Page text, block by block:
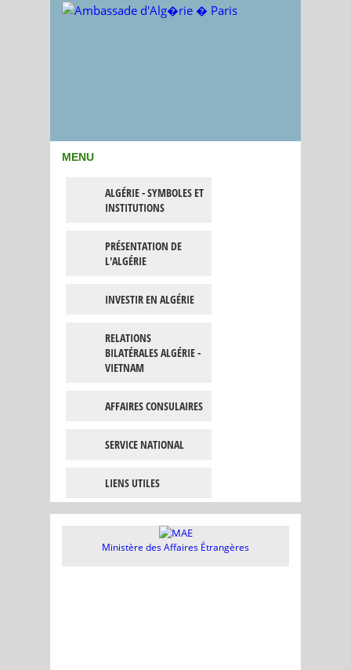
MENU
ALGÉRIE - SYMBOLES ET
INSTITUTIONS
PRÉSENTATION DE
L'ALGÉRIE
INVESTIR EN ALGÉRIE
RELATIONS
BILATÉRALES ALGÉRIE -
VIETNAM
AFFAIRES CONSULAIRES
SERVICE NATIONAL
LIENS UTILES
Ministère des Affaires Étrangères